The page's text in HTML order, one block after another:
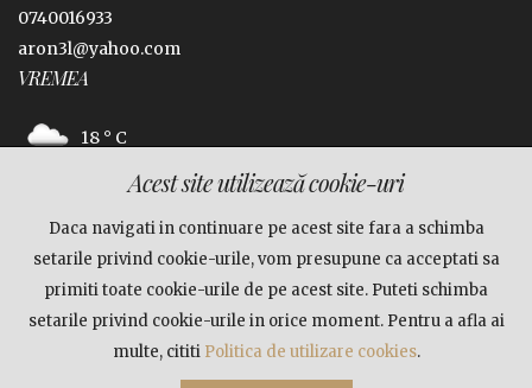
Acest site utilizează cookie-uri
Daca navigati in continuare pe acest site fara a schimba
setarile privind cookie-urile, vom presupune ca acceptati sa
primiti toate cookie-urile de pe acest site. Puteti schimba
setarile privind cookie-urile in orice moment. Pentru a afla ai
multe, cititi Politica de utilizare cookies.
0740016933
aron3l@yahoo.com
VREMEA
18 ° C